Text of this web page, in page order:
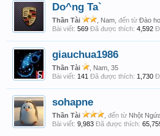
Do^ng Ta`
Thần Tài , Nam, đến từ Đào
Bài viết: 569 Đã được thích: 4,592
giauchua1986
Thần Tài
, Nam, 35
Bài viết: 141 Đã được thích: 1,730
sohapne
Thần Tài đến từ Nhột
Bài viết: 9,983 Đã được thích: